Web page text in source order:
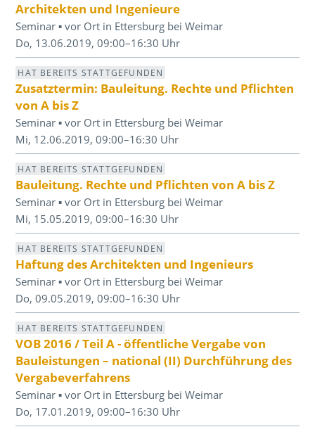
Architekten und Ingenieure
Seminar ▪ vor Ort in Ettersburg bei Weimar
Do, 13.06.2019, 09:00–16:30 Uhr
HAT BEREITS STATTGEFUNDEN
Zusatztermin: Bauleitung. Rechte und Pflichten
von A bis Z
Seminar ▪ vor Ort in Ettersburg bei Weimar
Mi, 12.06.2019, 09:00–16:30 Uhr
HAT BEREITS STATTGEFUNDEN
Bauleitung. Rechte und Pflichten von A bis Z
Seminar ▪ vor Ort in Ettersburg bei Weimar
Mi, 15.05.2019, 09:00–16:30 Uhr
HAT BEREITS STATTGEFUNDEN
Haftung des Architekten und Ingenieurs
Seminar ▪ vor Ort in Ettersburg bei Weimar
Do, 09.05.2019, 09:00–16:30 Uhr
HAT BEREITS STATTGEFUNDEN
VOB 2016 / Teil A - öffentliche Vergabe von
Bauleistungen – national (II) Durchführung des
Vergabeverfahrens
Seminar ▪ vor Ort in Ettersburg bei Weimar
Do, 17.01.2019, 09:00–16:30 Uhr